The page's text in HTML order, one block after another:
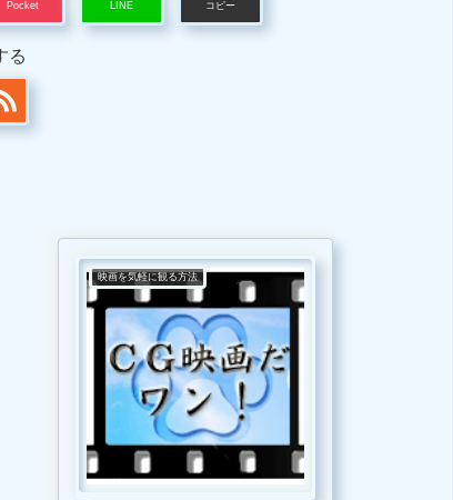
Pocket LINE コピー
る
映画を気軽に観る方法